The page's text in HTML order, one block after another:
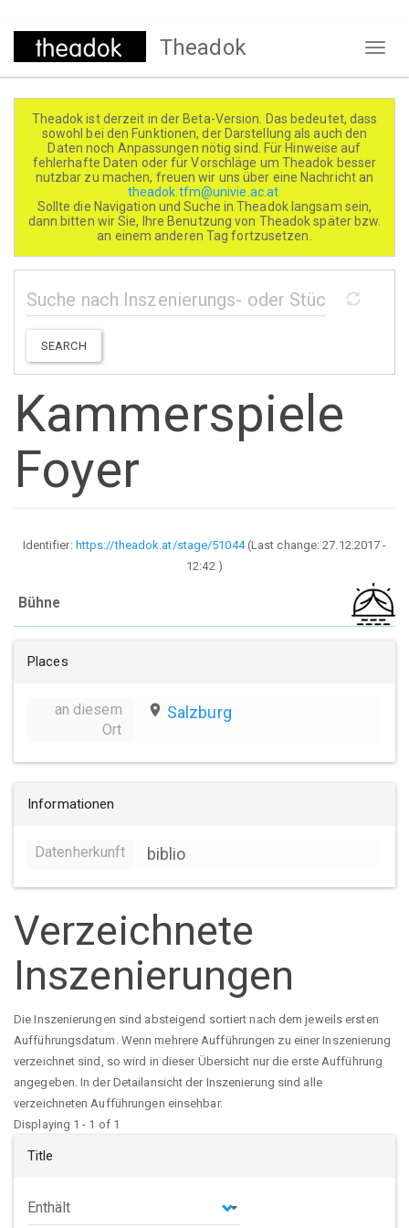
Direkt
Theadok
Theadok ist derzeit in der Beta-Version. Das bedeutet, dass
sowohl bei den Funktionen, der Darstellung als auch den
Daten noch Anpassungen nötig sind. Für Hinweise auf
fehlerhafte Daten oder für Vorschläge um Theadok besser
nutzbar zu machen, freuen wir uns über eine Nachricht an
theadok.tfm@univie.ac.at
Sollte die Navigation und Suche in Theadok langsam sein,
dann bitten wir Sie, Ihre Benutzung von Theadok später bzw.
an einem anderen Tag fortzusetzen.
SEARCH
Kammerspiele
Foyer
Identifier: https://theadok.at/stage/51044(Last change:27.12.2017 -
12:42 )
Bühne
Places
an diesem
Ort
place Salzburg
Informationen
Datenherkunft biblio
Verzeichnete
Inszenierungen
Die Inszenierungen sind absteigend sortiert nach dem jeweils ersten
Aufführungsdatum. Wenn mehrere Aufführungen zu einer Inszenierung
verzeichnet sind, so wird in dieser Übersicht nur die erste Aufführung
angegeben. In der Detailansicht der Inszenierung sind alle
verzeichneten Aufführungen einsehbar.
Displaying 1 - 1 of 1
Title
Operator